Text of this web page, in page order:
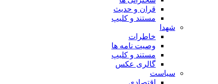
قران و حدیث
مستند و کلیپ
شهدا
خاطرات
وصیت نامه ها
مستند و کلیپ
گالری عکس
سیاست
اقتصادی